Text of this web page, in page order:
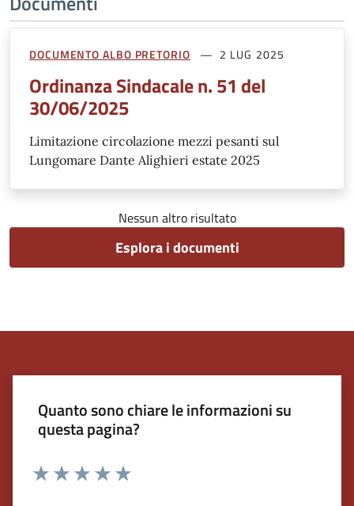
DOCUMENTO ALBO PRETORIO 2 LUG 2025
Ordinanza Sindacale n. 51 del
30/06/2025
Limitazione circolazione mezzi pesanti sul
Lungomare Dante Alighieri estate 2025
Nessun altro risultato
Esplora i documenti
Quanto sono chiare le informazioni su
questa pagina?